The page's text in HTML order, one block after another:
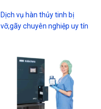
Dịch vụ hàn thủy tinh bị
vỡ,gãy chuyên nghiệp uy tín